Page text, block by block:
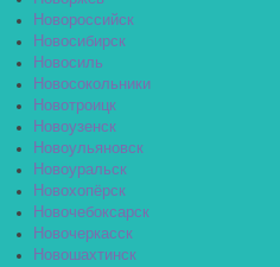
Новороссийск
Новосибирск
Новосиль
Новосокольники
Новотроицк
Новоузенск
Новоульяновск
Новоуральск
Новохопёрск
Новочебоксарск
Новочеркасск
Новошахтинск